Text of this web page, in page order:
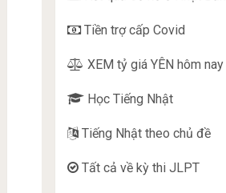
Tiền trợ cấp Covid
XEM tỷ giá YÊN hôm nay
Học Tiếng Nhật
Tiếng Nhật theo chủ đề
Tất cả về kỳ thi JLPT